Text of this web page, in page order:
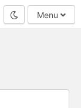
Mode nuit
Menu